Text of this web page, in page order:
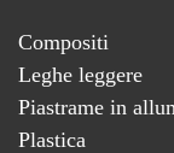
Compositi
Leghe leggere
Piastrame in
Plastica